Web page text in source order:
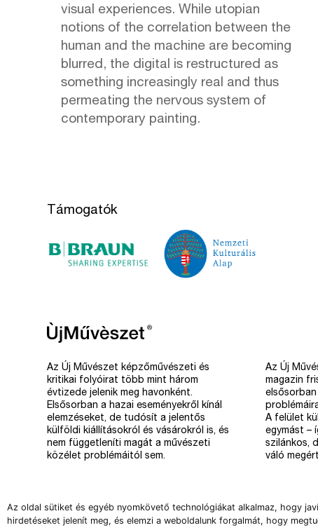
Az oldal sütiket és egyéb nyomkövető technológiákat alkalmaz, hogy
hirdetéseket jelenít meg, és elemzi a weboldalunk forgalmát, hogy
visual experiences. While utopian
notions of the correlation between the
human and the machine are becoming
blurred, the digital is restructured as
something increasingly real and thus
permeating the nervous system of
contemporary painting.
Támogatók
Az Új Művészet képzőművészeti és
kritikai folyóirat több mint három
évtizede jelenik meg havonként.
Elsősorban a hazai eseményekről kínál
elemzéseket, de tudósít a jelentős
külföldi kiállításokról és vásárokról is, és
nem függetleníti magát a művészeti
közélet problémáitól sem.
Az Új
magazin
A felület
egymást –
szilánkos,
váló
Copyright 2008-2026 Új Művészet